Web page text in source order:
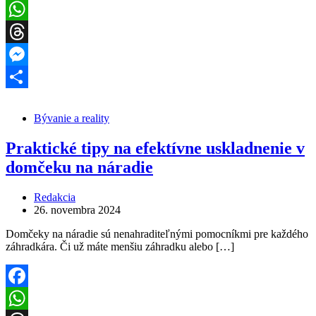
Facebook
WhatsApp
Threads
Messenger
Bývanie a reality
Praktické tipy na efektívne uskladnenie v
domčeku na náradie
Redakcia
26. novembra 2024
Domčeky na náradie sú nenahraditeľnými pomocníkmi pre každého
záhradkára. Či už máte menšiu záhradku alebo […]
Facebook